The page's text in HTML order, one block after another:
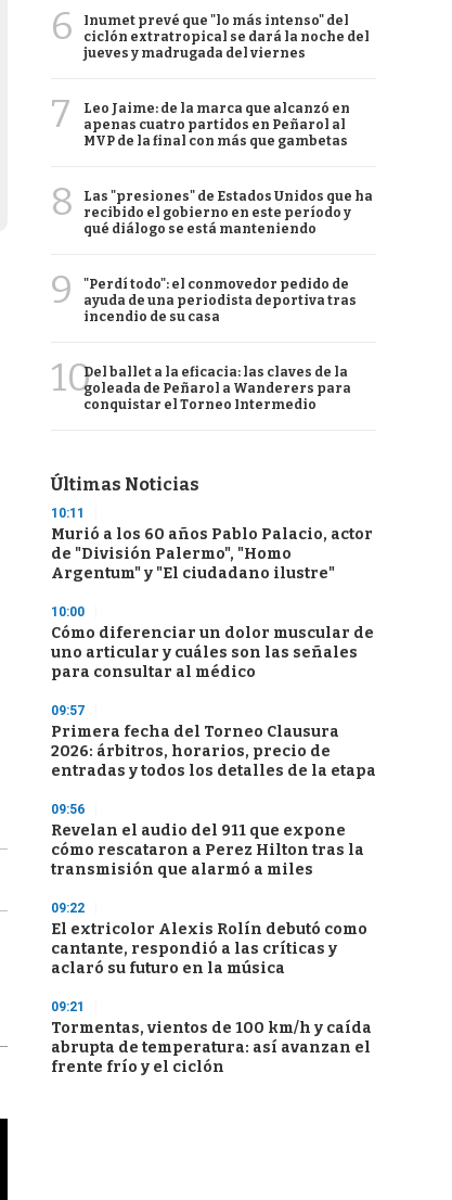
6
Inumet prevé que "lo más intenso" del
ciclón extratropical se dará la noche del
jueves y madrugada del viernes
7
Leo Jaime: de la marca que alcanzó en
apenas cuatro partidos en Peñarol al
MVP de la final con más que gambetas
8
Las "presiones" de Estados Unidos que ha
recibido el gobierno en este período y
qué diálogo se está manteniendo
9
"Perdí todo": el conmovedor pedido de
ayuda de una periodista deportiva tras
incendio de su casa
10Del ballet a la eficacia: las claves de la
goleada de Peñarol a Wanderers para
conquistar el Torneo Intermedio
Últimas Noticias
10:11
Murió a los 60 años Pablo Palacio, actor
de "División Palermo", "Homo
Argentum" y "El ciudadano ilustre"
10:00
Cómo diferenciar un dolor muscular de
uno articular y cuáles son las señales
para consultar al médico
09:57
Primera fecha del Torneo Clausura
2026: árbitros, horarios, precio de
entradas y todos los detalles de la etapa
09:56
Revelan el audio del 911 que expone
cómo rescataron a Perez Hilton tras la
transmisión que alarmó a miles
09:22
El extricolor Alexis Rolín debutó como
cantante, respondió a las críticas y
aclaró su futuro en la música
09:21
Tormentas, vientos de 100 km/h y caída
abrupta de temperatura: así avanzan el
frente frío y el ciclón